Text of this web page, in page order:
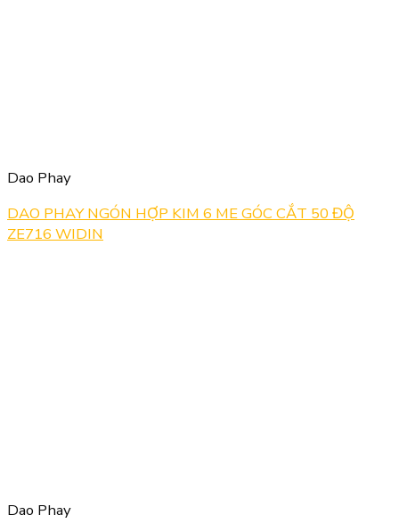
Dao Phay
DAO PHAY NGÓN HỢP KIM 6 ME GÓC CẮT 50 ĐỘ
ZE716 WIDIN
Dao Phay